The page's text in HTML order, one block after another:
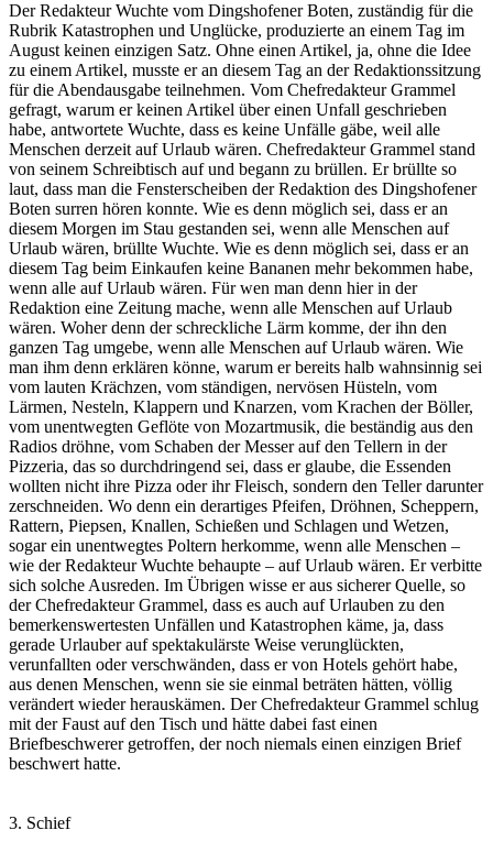
Der Redakteur Wuchte vom Dingshofener Boten, zuständig für die
Rubrik Katastrophen und Unglücke, produzierte an einem Tag im
August keinen einzigen Satz. Ohne einen Artikel, ja, ohne die Idee
zu einem Artikel, musste er an diesem Tag an der Redaktionssitzung
für die Abendausgabe teilnehmen. Vom Chefredakteur Grammel
gefragt, warum er keinen Artikel über einen Unfall geschrieben
habe, antwortete Wuchte, dass es keine Unfälle gäbe, weil alle
Menschen derzeit auf Urlaub wären. Chefredakteur Grammel stand
von seinem Schreibtisch auf und begann zu brüllen. Er brüllte so
laut, dass man die Fensterscheiben der Redaktion des Dingshofener
Boten surren hören konnte. Wie es denn möglich sei, dass er an
diesem Morgen im Stau gestanden sei, wenn alle Menschen auf
Urlaub wären, brüllte Wuchte. Wie es denn möglich sei, dass er an
diesem Tag beim Einkaufen keine Bananen mehr bekommen habe,
wenn alle auf Urlaub wären. Für wen man denn hier in der
Redaktion eine Zeitung mache, wenn alle Menschen auf Urlaub
wären. Woher denn der schreckliche Lärm komme, der ihn den
ganzen Tag umgebe, wenn alle Menschen auf Urlaub wären. Wie
man ihm denn erklären könne, warum er bereits halb wahnsinnig sei
vom lauten Krächzen, vom ständigen, nervösen Hüsteln, vom
Lärmen, Nesteln, Klappern und Knarzen, vom Krachen der Böller,
vom unentwegten Geflöte von Mozartmusik, die beständig aus den
Radios dröhne, vom Schaben der Messer auf den Tellern in der
Pizzeria, das so durchdringend sei, dass er glaube, die Essenden
wollten nicht ihre Pizza oder ihr Fleisch, sondern den Teller darunter
zerschneiden. Wo denn ein derartiges Pfeifen, Dröhnen, Scheppern,
Rattern, Piepsen, Knallen, Schießen und Schlagen und Wetzen,
sogar ein unentwegtes Poltern herkomme, wenn alle Menschen –
wie der Redakteur Wuchte behaupte – auf Urlaub wären. Er verbitte
sich solche Ausreden. Im Übrigen wisse er aus sicherer Quelle, so
der Chefredakteur Grammel, dass es auch auf Urlauben zu den
bemerkenswertesten Unfällen und Katastrophen käme, ja, dass
gerade Urlauber auf spektakulärste Weise verunglückten,
verunfallten oder verschwänden, dass er von Hotels gehört habe,
aus denen Menschen, wenn sie sie einmal beträten hätten, völlig
verändert wieder herauskämen. Der Chefredakteur Grammel schlug
mit der Faust auf den Tisch und hätte dabei fast einen
Briefbeschwerer getroffen, der noch niemals einen einzigen Brief
beschwert hatte.
3. Schief